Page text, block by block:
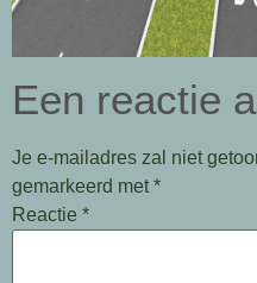
Een reactie
Je e-mailadres zal niet
gemarkeerd met*
Reactie *